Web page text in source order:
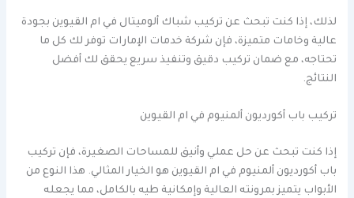
لذلك، إذا كنت تبحث عن تركيب شباك ألوميتال في ام القيوين بجودة
عالية وخامات متميزة، فإن شركة خدمات الإمارات توفر لك كل ما
تحتاجه، مع ضمان تركيب دقيق وتنفيذ سريع يحقق لك أفضل
النتائج.
تركيب باب أكورديون ألمنيوم في ام القيوين
إذا كنت تبحث عن حل عملي وأنيق للمساحات الصغيرة، فإن تركيب
باب أكورديون ألمنيوم في ام القيوين هو الخيار المثالي. هذا النوع من
الأبواب يتميز بمرونته العالية وإمكانية طيه بالكامل، مما يجعله